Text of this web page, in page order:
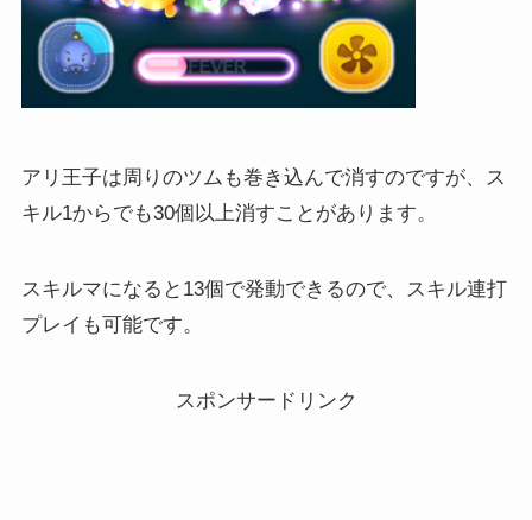
アリ王子は周りのツムも巻き込んで消すのですが、ス
キル1からでも30個以上消すことがあります。
スキルマになると13個で発動できるので、スキル連打
プレイも可能です。
スポンサードリンク